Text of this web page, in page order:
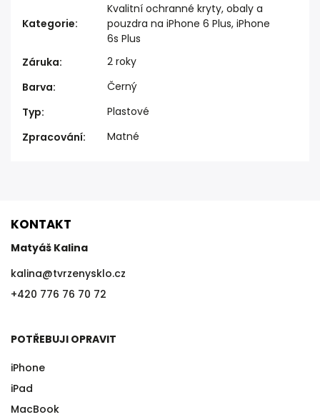
Kategorie:
Kvalitní ochranné kryty, obaly a
pouzdra na iPhone 6 Plus, iPhone
6s Plus
Záruka:
2 roky
Barva:
Černý
Typ:
Plastové
Zpracování: Matné
KONTAKT
Matyáš Kalina
kalina@tvrzenysklo.cz
+420 776 76 70 72
POTŘEBUJI OPRAVIT
iPhone
iPad
MacBook